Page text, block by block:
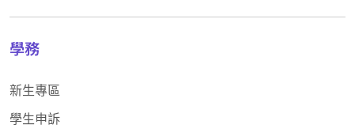
學務
新生專區
學生申訴